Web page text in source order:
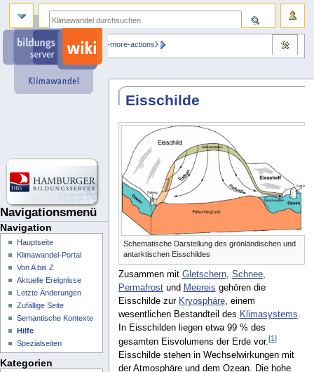
Eisschilde
Schematische Darstellung des grönländischen und
antarktischen Eisschildes
Zusammen mit Gletschern, Schnee,
Permafrostund Meereis gehören die
Eisschilde zur Kryosphäre, einem
wesentlichen Bestandteil des Klimasystems
In Eisschilden liegen etwa 99 % des
gesamten Eisvolumens der Erde vor.[1]
Eisschilde stehen in Wechselwirkungen mit
der Atmosphäre und dem Ozean. Die hohe
Navigationsmenü
⧼dbsskin-more-actions⧽
Navigation
Hauptseite
Klimawandel-Portal
Von A bis Z
Aktuelle Ereignisse
Letzte Änderungen
Zufällige Seite
Semantische Kontexte
Hilfe
Spezialseiten
Kategorien